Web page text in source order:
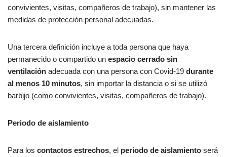
convivientes, visitas, compañeros de trabajo), sin mantener las
medidas de protección personal adecuadas.
Una tercera definición incluye a toda persona que haya
permanecido o compartido un espacio cerrado sin
ventilación adecuada con una persona con Covid-19 durante
al menos 10 minutos, sin importar la distancia o si se utilizó
barbijo (como convivientes, visitas, compañeros de trabajo).
Periodo de aislamiento
Para los contactos estrechos, el periodo de aislamiento será